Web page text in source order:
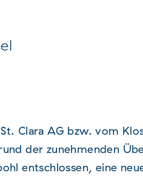
Clara AG bzw. vom
der zunehmenden
entschlossen, eine